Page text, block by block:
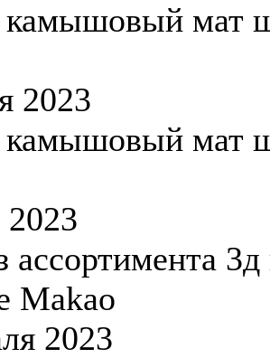
камышовый мат
2023
камышовый мат
2023
ассортимента 3д
Makao
2023